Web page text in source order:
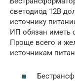
светодиод 12В
источнику
ИП обязан иметь
Проще всего и
источникам